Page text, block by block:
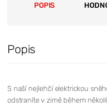
POPIS
Popis
S naší nejlehčí elektrickou
odstraníte v zimě během